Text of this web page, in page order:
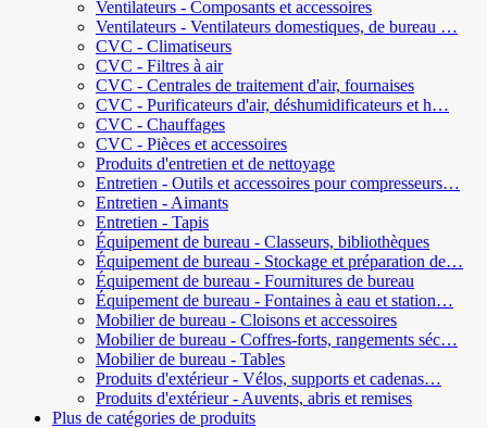
Ventilateurs - Composants et accessoires
Ventilateurs - Ventilateurs domestiques, de bureau …
CVC - Climatiseurs
CVC - Filtres à air
CVC - Centrales de traitement d'air, fournaises
CVC - Purificateurs d'air, déshumidificateurs et h…
CVC - Chauffages
CVC - Pièces et accessoires
Produits d'entretien et de nettoyage
Entretien - Outils et accessoires pour compresseurs…
Entretien - Aimants
Entretien - Tapis
Équipement de bureau - Classeurs, bibliothèques
Équipement de bureau - Stockage et préparation de…
Équipement de bureau - Fournitures de bureau
Équipement de bureau - Fontaines à eau et station…
Mobilier de bureau - Cloisons et accessoires
Mobilier de bureau - Coffres-forts, rangements séc…
Mobilier de bureau - Tables
Produits d'extérieur - Vélos, supports et cadenas…
Produits d'extérieur - Auvents, abris et remises
Plus de catégories de produits